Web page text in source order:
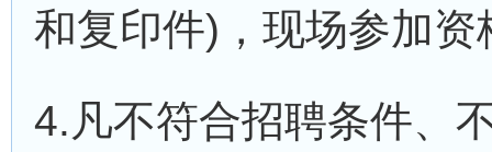
和复印件)，现场参加资
4.凡不符合招聘条件、